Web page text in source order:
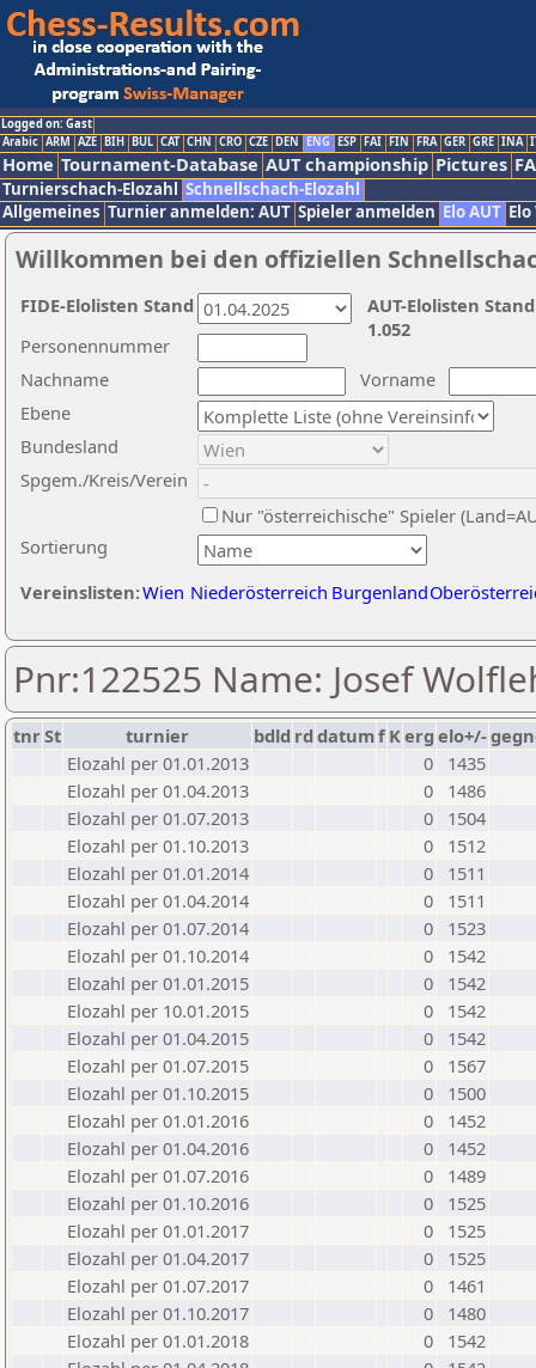
Logged on: Gast
Arabic ARM AZE BIH BUL CAT CHN CRO CZE DEN ENG ESP FAI FIN FRA GER GRE INA
Home Tournament-Database AUT championship Pictures
Turnierschach-Elozahl Schnellschach-Elozahl
Allgemeines Turnier anmelden: AUT Spieler anmelden Elo AUT
Willkommen bei den offiziellen
Nachname
Vorname
Ebene
Sortierung
Personennummer
Bundesland
Spgem./Kreis/Verein
Nur "österreichische" Spieler
Vereinslisten:Wien Niederösterreich Burgenland
AUT-Elolisten
1.052
FIDE-Elolisten Stand
Pnr:122525 Name: Josef
tnrSt turnier bdld rd datumf Kerg elo+/-
Elozahl per 01.01.2013
0
1435
Elozahl per 01.04.2013
0
1486
Elozahl per 01.07.2013
0
1504
Elozahl per 01.10.2013
0
1512
Elozahl per 01.01.2014
0
1511
Elozahl per 01.04.2014
0
1511
Elozahl per 01.07.2014
0
1523
Elozahl per 01.10.2014
0
1542
Elozahl per 01.01.2015
0
1542
Elozahl per 10.01.2015
0
1542
Elozahl per 01.04.2015
0
1542
Elozahl per 01.07.2015
0
1567
Elozahl per 01.10.2015
0
1500
Elozahl per 01.01.2016
0
1452
Elozahl per 01.04.2016
0
1452
Elozahl per 01.07.2016
0
1489
Elozahl per 01.10.2016
0
1525
Elozahl per 01.01.2017
0
1525
Elozahl per 01.04.2017
0
1525
Elozahl per 01.07.2017
0
1461
Elozahl per 01.10.2017
0
1480
Elozahl per 01.01.2018
0
1542